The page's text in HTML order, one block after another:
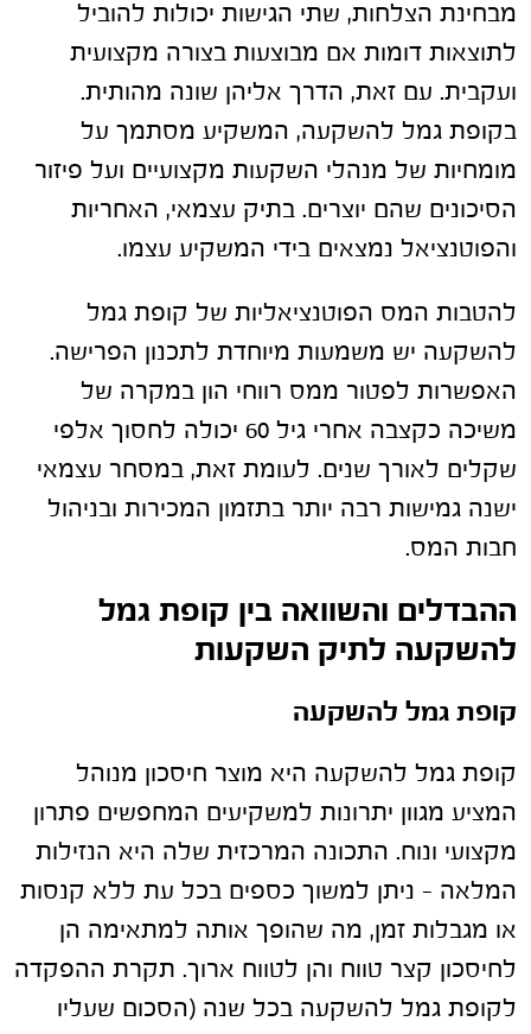
מבחינת הצלחות, שתי הגישות יכולות להוביל
לתוצאות דומות אם מבוצעות בצורה מקצועית
ועקבית. עם זאת, הדרך אליהן שונה מהותית.
בקופת גמל להשקעה, המשקיע מסתמך על
מומחיות של מנהלי השקעות מקצועיים ועל פיזור
הסיכונים שהם יוצרים. בתיק עצמאי, האחריות
והפוטנציאל נמצאים בידי המשקיע עצמו.
להטבות המס הפוטנציאליות של קופת גמל
להשקעה יש משמעות מיוחדת לתכנון הפרישה.
האפשרות לפטור ממס רווחי הון במקרה של
משיכה כקצבה אחרי גיל 60 יכולה לחסוך אלפי
שקלים לאורך שנים. לעומת זאת, במסחר עצמאי
ישנה גמישות רבה יותר בתזמון המכירות ובניהול
חבות המס.
ההבדלים והשוואה בין קופת גמל
להשקעה לתיק השקעות
קופת גמל להשקעה
קופת גמל להשקעה היא מוצר חיסכון מנוהל
המציע מגוון יתרונות למשקיעים המחפשים פתרון
מקצועי ונוח. התכונה המרכזית שלה היא הנזילות
המלאה – ניתן למשוך כספים בכל עת ללא קנסות
או מגבלות זמן, מה שהופך אותה למתאימה הן
לחיסכון קצר טווח והן לטווח ארוך. תקרת ההפקדה
לקופת גמל להשקעה בכל שנה (הסכום שעליו